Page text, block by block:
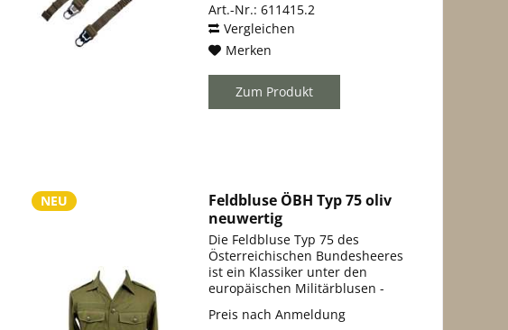
als...
Art.-Nr.: 611415.2
Vergleichen
Merken
Zum Produkt
NEU
Feldbluse ÖBH Typ 75 oliv
neuwertig
Die Feldbluse Typ 75 des
Österreichischen Bundesheeres
ist ein Klassiker unter den
europäischen Militärblusen -
funktional durchdacht. Sie
Preis nach Anmeldung